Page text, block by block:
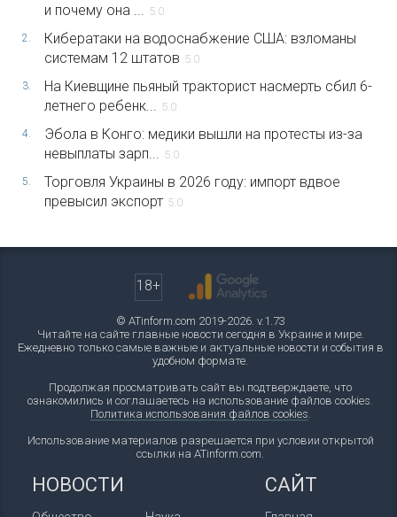
и почему она ...
5.0
2.
Кибератаки на водоснабжение США: взломаны
системам 12 штатов 5.0
3.
На Киевщине пьяный тракторист насмерть сбил 6-
летнего ребенк...
5.0
4.
Эбола в Конго: медики вышли на протесты из-за
невыплаты зарп...
5.0
5.
Торговля Украины в 2026 году: импорт вдвое
превысил экспорт 5.0
18+
© ATinform.com 2019-2026. v.1.73
Читайте на сайте главные новости сегодня в Украине и мире.
Ежедневно только самые важные и актуальные новости и события в
удобном формате.
Продолжая просматривать сайт вы подтверждаете, что
ознакомились и соглашаетесь на использование файлов cookies.
Политика использования файлов cookies
Использование материалов разрешается при условии открытой
ссылки на ATinform.com.
НОВОСТИ САЙТ